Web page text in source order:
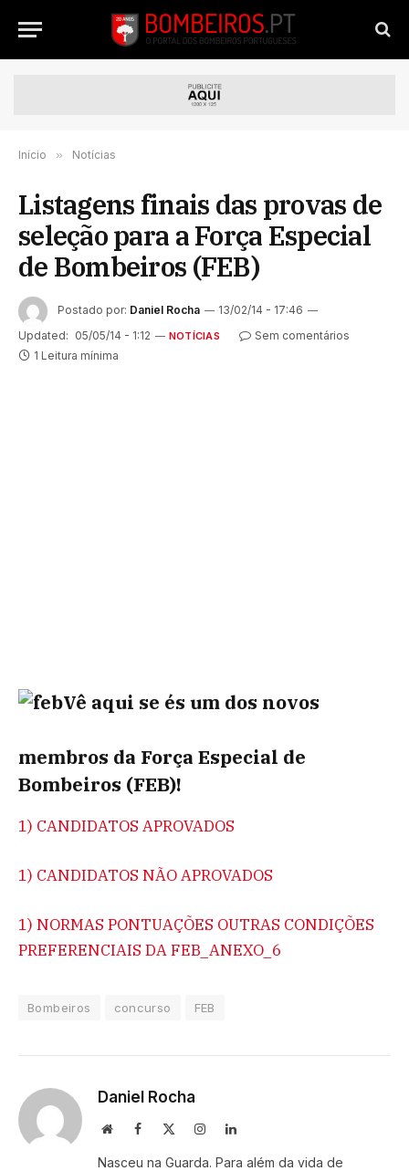
Início » Notícias
Listagens finais das provas de
seleção para a Força Especial
de Bombeiros (FEB)
Postado por: Daniel Rocha
13/02/14 - 17:46
Updated: 05/05/14 - 1:12 NOTÍCIAS
Sem comentários
1 Leitura mínima
Vê aqui se és um dos novos
membros da Força Especial de
Bombeiros (FEB)!
1) CANDIDATOS APROVADOS
1) CANDIDATOS NÃO APROVADOS
1) NORMAS PONTUAÇÕES OUTRAS CONDIÇÕES
PREFERENCIAIS DA FEB_ANEXO_6
Bombeiros concurso FEB
Daniel Rocha
WebsiteFacebook InstagramLinkedIn
Nasceu na Guarda. Para além da vida de